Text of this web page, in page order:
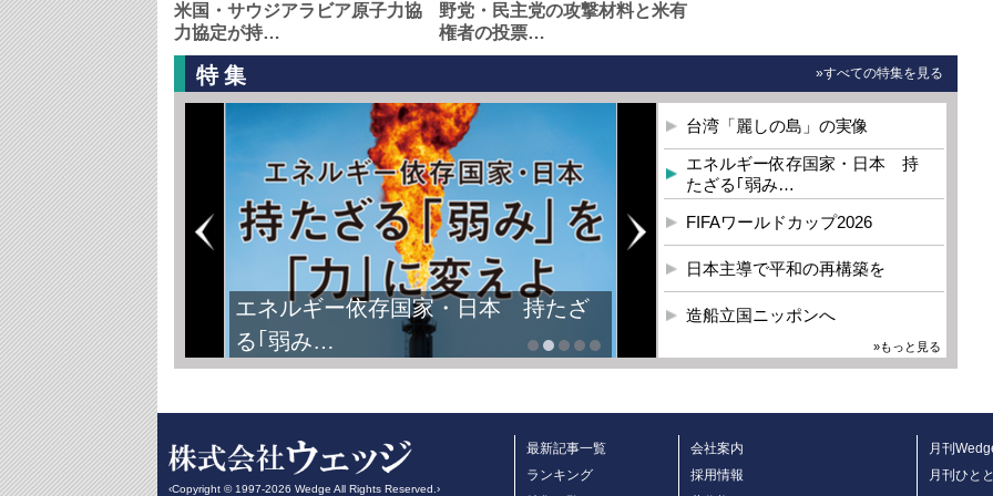
米国・サウジアラビア原子力協
力協定が持…
野党・民主党の攻撃材料と米有
権者の投票…
特集 »すべての特集を見る
エネルギー依存国家・日本 持たざ
る｢弱み…
台湾「麗しの島」の実像
エネルギー依存国家・日本 持
たざる｢弱み…
FIFAワールドカップ2026
日本主導で平和の再構築を
造船立国ニッポンへ
»もっと見る
‹Copyright © 1997-2026 Wedge All Rights Reserved.›
最新記事一覧
ランキング
会社案内
採用情報
月刊
月刊ひと